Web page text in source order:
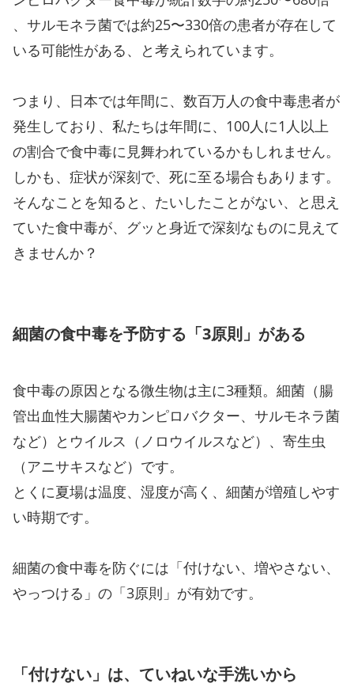
、サルモネラ菌では約25〜330倍の患者が存在して
いる可能性がある、と考えられています。
つまり、日本では年間に、数百万人の食中毒患者が
発生しており、私たちは年間に、100人に1人以上
の割合で食中毒に見舞われているかもしれません。
しかも、症状が深刻で、死に至る場合もあります。
そんなことを知ると、たいしたことがない、と思え
ていた食中毒が、グッと身近で深刻なものに見えて
きませんか？
細菌の食中毒を予防する「3原則」がある
食中毒の原因となる微生物は主に3種類。細菌（腸
管出血性大腸菌やカンピロバクター、サルモネラ菌
など）とウイルス（ノロウイルスなど）、寄生虫
（アニサキスなど）です。
とくに夏場は温度、湿度が高く、細菌が増殖しやす
い時期です。
細菌の食中毒を防ぐには「付けない、増やさない、
やっつける」の「3原則」が有効です。
「付けない」は、ていねいな手洗いから